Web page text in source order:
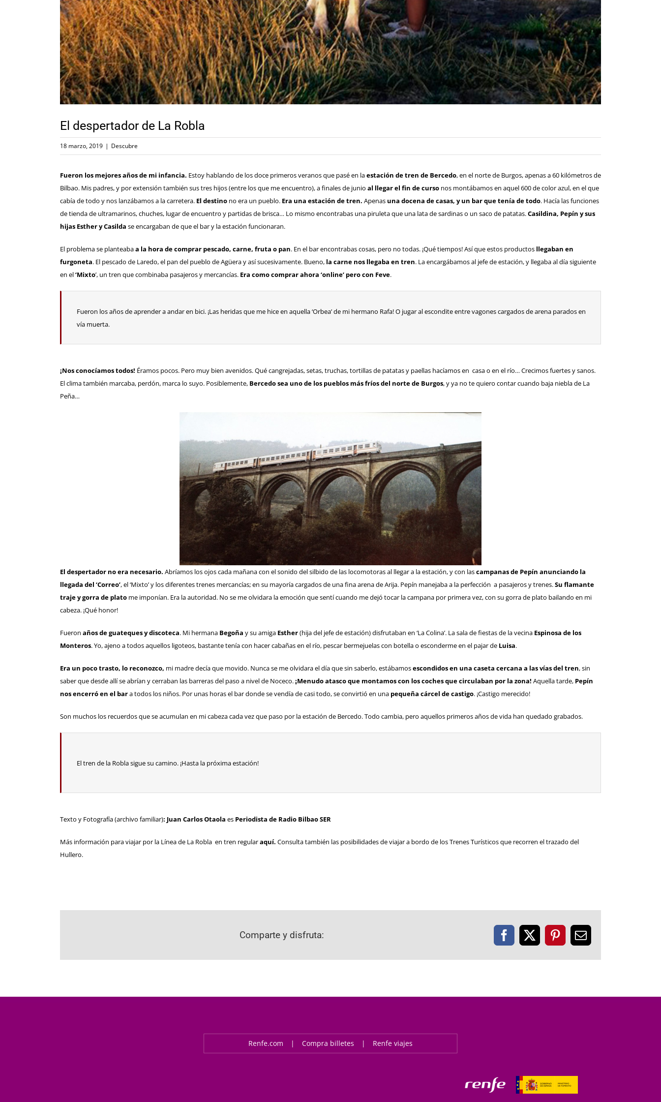
El despertador de La Robla
18 marzo, 2019 | Descubre
Fueron los mejores años de mi infancia. Estoy hablando de los doce primeros veranos que pasé en laestación de tren de Bercedo, en el norte de Burgos, apenas a 60 kilómetros de
Bilbao. Mis padres, y por extensión también sus tres hijos (entre los que me encuentro), a finales de junio al llegar el fin de curso nos montábamos en aquel 600 de color azul, en el que
cabía de todo y nos lanzábamos a la carretera. El destino no era un pueblo. Era una estación de tren. Apenas una docena de casas, y un bar que tenía de todo. Hacía las funciones
de tienda de ultramarinos, chuches, lugar de encuentro y partidas de brisca… Lo mismo encontrabas una piruleta que una lata de sardinas o un saco de patatas.Casildina, Pepín y sus
hijas Esther y Casilda se encargaban de que el bar y la estación funcionaran.
El problema se planteabaa la hora de comprar pescado, carne, fruta o pan. En el bar encontrabas cosas, pero no todas. ¡Qué tiempos! Así que estos productos llegaban en
furgoneta. El pescado de Laredo, el pan del pueblo de Agüera y así sucesivamente. Bueno, la carne nos llegaba en tren. La encargábamos al jefe de estación, y llegaba al día siguiente
en el‘Mixto’, un tren que combinaba pasajeros y mercancías. Era como comprar ahora ‘online’ pero con Feve.
Fueron los años de aprender a andar en bici. ¡Las heridas que me hice en aquella ‘Orbea’ de mi hermano Rafa! O jugar al escondite entre vagones cargados de arena parados en
vía muerta.
¡Nos conocíamos todos! Éramos pocos. Pero muy bien avenidos. Qué cangrejadas, setas, truchas, tortillas de patatas y paellas hacíamos en casa o en el río… Crecimos fuertes y sanos.
El clima también marcaba, perdón, marca lo suyo. Posiblemente, Bercedosea uno de los pueblos más fríos del norte de Burgos, y ya no te quiero contar cuando baja niebla de La
Peña…
El despertador no era necesario. Abríamos los ojos cada mañana con el sonido del silbido de las locomotoras al llegar a la estación, y con lascampanas de Pepín anunciando la
llegada del ‘Correo’, el ‘Mixto’ y los diferentes trenes mercancías; en su mayoría cargados de una fina arena de Arija. Pepín manejaba a la perfección a pasajeros y trenes.Su flamante
traje y gorra de plato me imponían. Era la autoridad. No se me olvidara la emoción que sentí cuando me dejó tocar la campana por primera vez, con su gorra de plato bailando en mi
cabeza. ¡Qué honor!
Fueron años de guateques y discoteca. Mi hermana Begoña y su amiga Esther(hija del jefe de estación) disfrutaban en ‘La Colina’. La sala de fiestas de la vecina Espinosa de los
Monteros. Yo, ajeno a todos aquellos ligoteos, bastante tenía con hacer cabañas en el río, pescar bermejuelas con botella o esconderme en el pajar de Luisa.
Era un poco trasto, lo reconozco, mi madre decía que movido. Nunca se me olvidara el día que sin saberlo, estábamosescondidos en una caseta cercana a las vías del tren, sin
saber que desde allí se abrían y cerraban las barreras del paso a nivel de Noceco.¡Menudo atasco que montamos con los coches que circulaban por la zona! Aquella tarde, Pepín
nos encerró en el bara todos los niños. Por unas horas el bar donde se vendía de casi todo, se convirtió en una pequeña cárcel de castigo. ¡Castigo merecido!
Son muchos los recuerdos que se acumulan en mi cabeza cada vez que paso por la estación de Bercedo. Todo cambia, pero aquellos primeros años de vida han quedado grabados.
El tren de la Robla sigue su camino. ¡Hasta la próxima estación!
Texto y Fotografía (archivo familiar): Juan Carlos Otaola es Periodista de Radio Bilbao SER
Más información para viajar por la Línea de La Robla en tren regularaquí. Consulta también las posibilidades de viajar a bordo de losTrenes Turísticosque recorren el trazado del
Hullero.
Comparte y disfruta: Facebook
X PinterestCorreo
Renfe.com Compra billetes Renfe viajes